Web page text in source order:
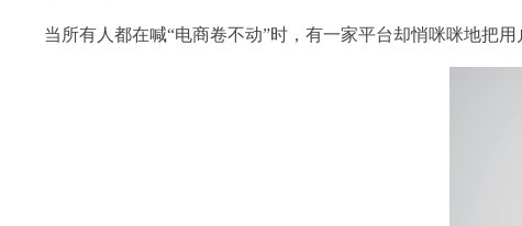
当所有人都在喊“电商卷不动”时，有一家平台却悄咪咪地把